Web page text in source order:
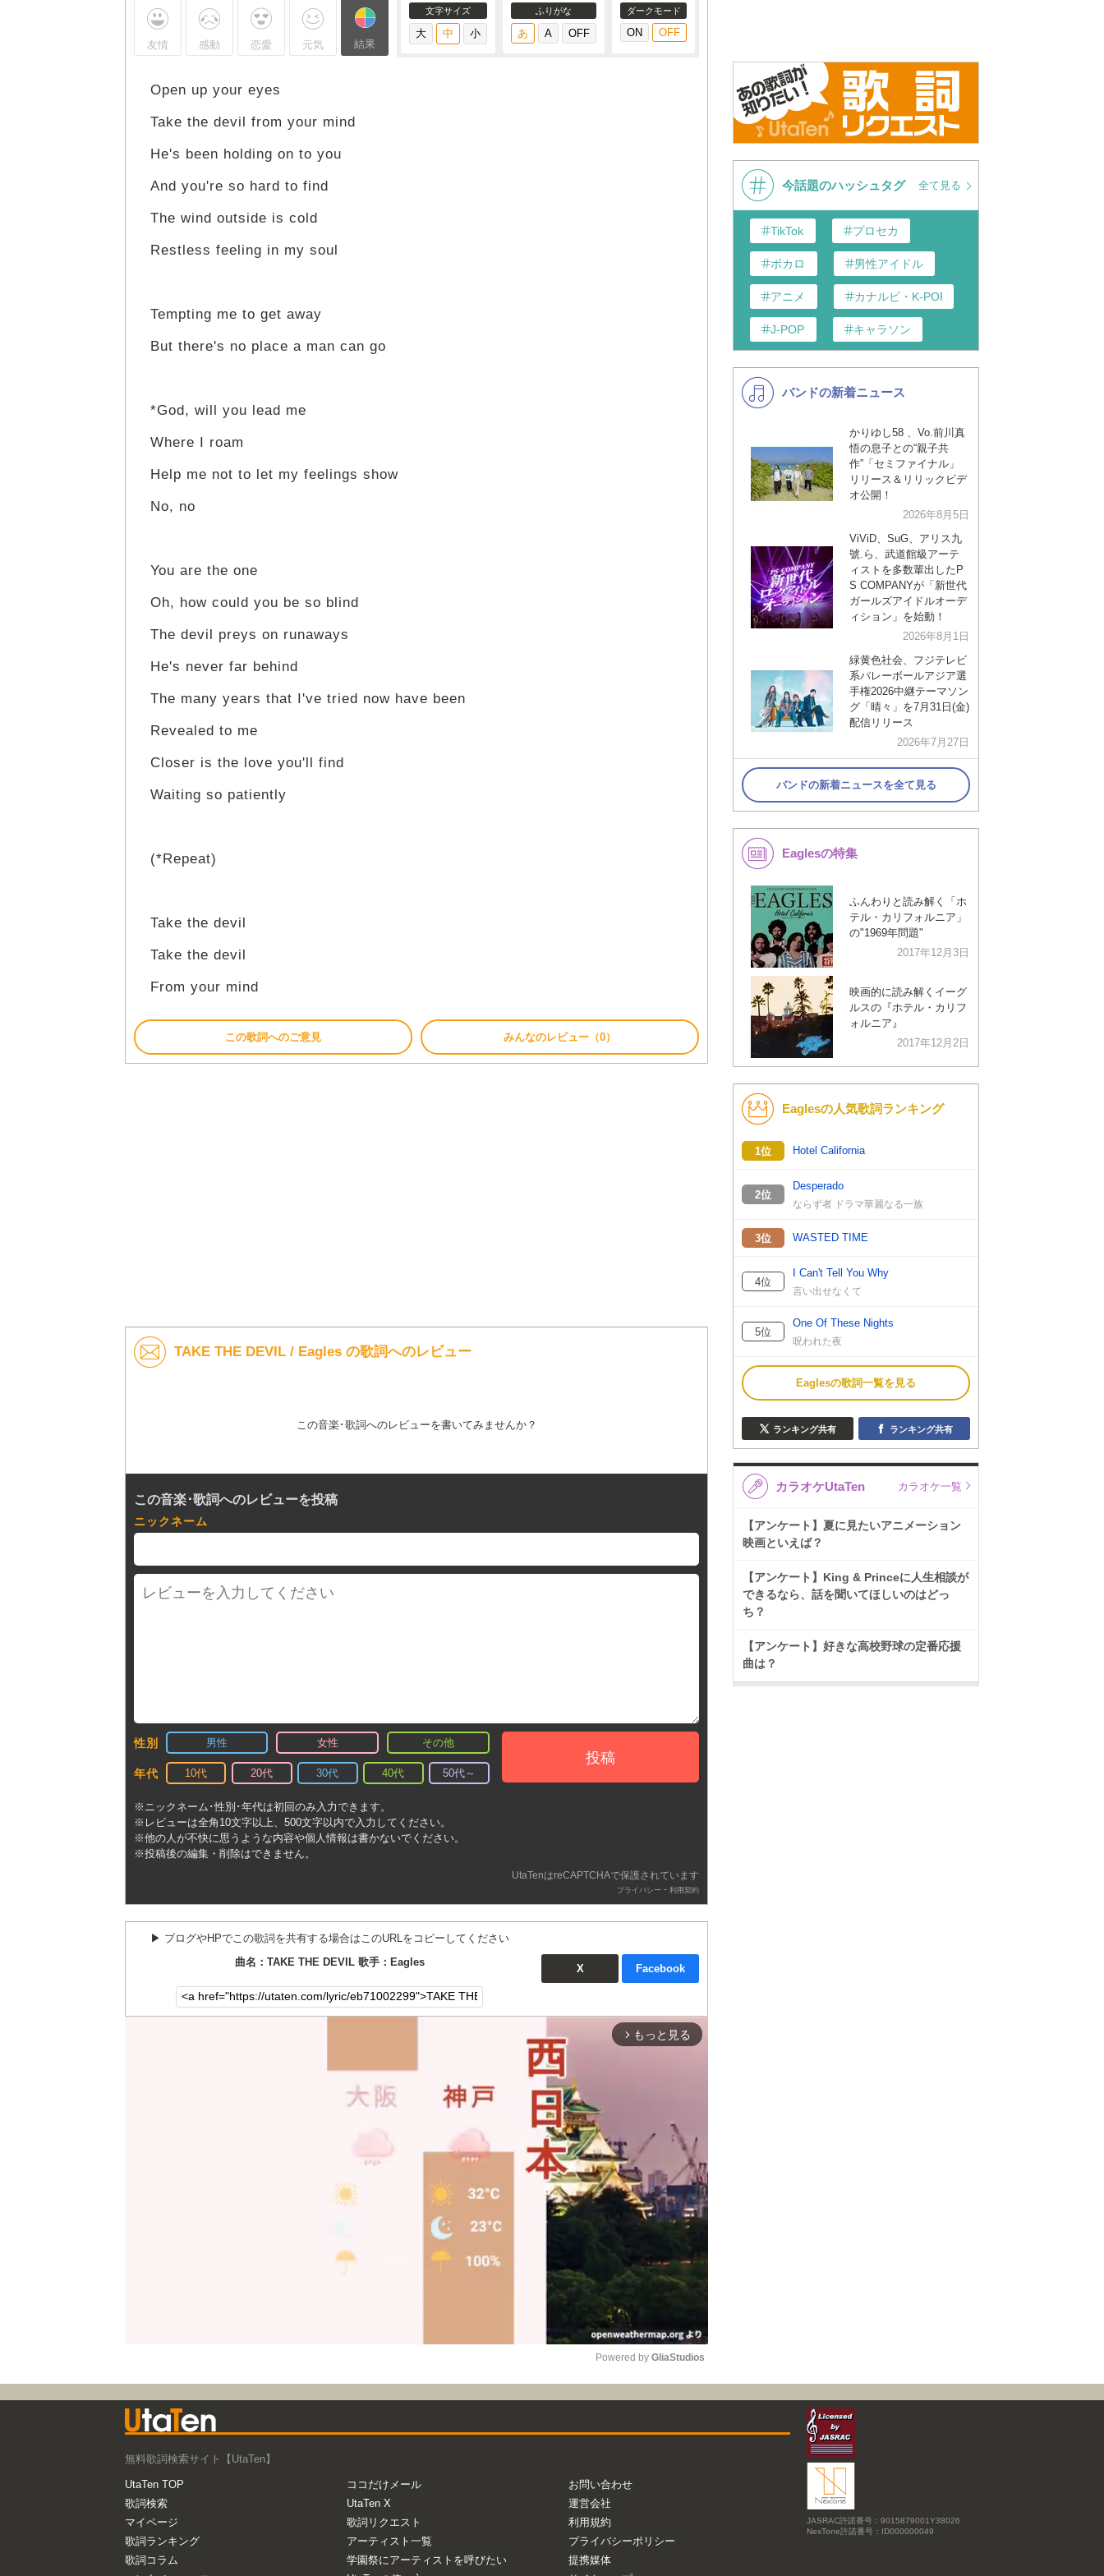
友情 感動 恋愛 元気 結果
文字サイズ ふりがな ダークモード
Open up your eyes
Take the devil from your mind
He's been holding on to you
And you're so hard to find
The wind outside is cold
Restless feeling in my soul
Tempting me to get away
But there's no place a man can go
*God, will you lead me
Where I roam
Help me not to let my feelings show
No, no
You are the one
Oh, how could you be so blind
The devil preys on runaways
He's never far behind
The many years that I've tried now have been
Revealed to me
Closer is the love you'll find
Waiting so patiently
(*Repeat)
Take the devil
Take the devil
From your mind
この歌詞へのご意見 みんなのレビュー（0）
TAKE THE DEVIL / Eagles の歌詞へのレビュー
この音楽･歌詞へのレビューを書いてみませんか？
この音楽･歌詞へのレビューを投稿
ニックネーム
性別 男性 女性 その他
年代 10代 20代 30代 40代 50代～
投稿
※ニックネーム･性別･年代は初回のみ入力できます。
※レビューは全角10文字以上、500文字以内で入力してください。
※他の人が不快に思うような内容や個人情報は書かないでください。
※投稿後の編集・削除はできません。
UtaTenはreCAPTCHAで保護されています
プライバシー - 利用契約
▶︎ ブログやHPでこの歌詞を共有する場合はこのURLをコピーしてください
曲名：TAKE THE DEVIL 歌手：Eagles
X Facebook
arrow_forward_ios もっと見る
Mute
Powered by GliaStudios
今話題のハッシュタグ 全て見る
TikTok プロセカ
ボカロ 男性アイドル
アニメ カナルビ・K-POP和訳
J-POP キャラソン
K-POP 洋楽
演歌・歌謡
VTuber ジャニーズ
バンドの新着ニュース
かりゆし58 、Vo.前川真
悟の息子との“親子共
作”「セミファイナル」
リリース＆リリックビデ
オ公開！
2026年8月5日
ViViD、SuG、アリス九
號.ら、武道館級アーテ
ィストを多数輩出したP
S COMPANYが「新世代
ガールズアイドルオーデ
ィション」を始動！
2026年8月1日
緑黄色社会、フジテレビ
系バレーボールアジア選
手権2026中継テーマソン
グ「晴々」を7月31日(金)
配信リリース
2026年7月27日
バンドの新着ニュースを全て見る
Eaglesの特集
ふんわりと読み解く「ホ
テル・カリフォルニア」
の"1969年問題"
2017年12月3日
映画的に読み解くイーグ
ルスの『ホテル・カリフ
ォルニア』
2017年12月2日
Eaglesの人気歌詞ランキング
1位 Hotel California
2位
Desperado
ならず者 ドラマ華麗なる一族
3位 WASTED TIME
4位
I Can't Tell You Why
言い出せなくて
5位
One Of These Nights
呪われた夜
Eaglesの歌詞一覧を見る
ランキング共有 ランキング共有
カラオケUtaTen カラオケ一覧
【アンケート】夏に見たいアニメーション
映画といえば？
【アンケート】King & Princeに人生相談が
できるなら、話を聞いてほしいのはどっ
ち？
【アンケート】好きな高校野球の定番応援
曲は？
無料歌詞検索サイト【UtaTen】
UtaTen TOP
歌詞検索
マイページ
歌詞ランキング
歌詞コラム
ココだけメール
UtaTen X
歌詞リクエスト
アーティスト一覧
学園祭にアーティストを呼びたい
お問い合わせ
運営会社
利用規約
プライバシーポリシー
提携媒体
JASRAC許諾番号：9015879001Y38026
NexTone許諾番号：ID000000049